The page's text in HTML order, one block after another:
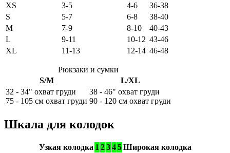
XS
3-5 4-6
36-38
S
5-7 6-8
38-40
M
7-9 8-10
40-43
L
9-11 10-12 43-46
XL
11-13 12-14 46-48
Рюкзаки и сумки
S/M
L/XL
32 - 34" охват груди
75 - 105 см охват груди
38 - 46" охват груди
90 - 120 см охват груди
Шкала для колодок
Узкая колодка 1 2 3 4 5 Широкая колодка